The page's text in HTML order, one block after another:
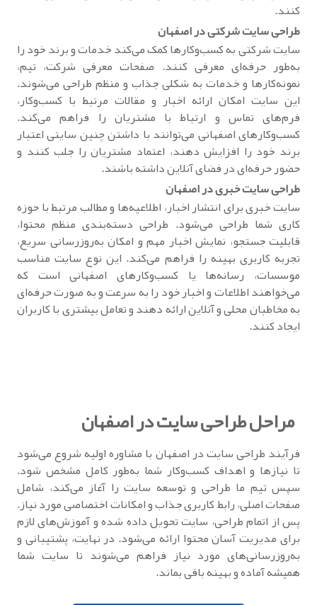
کنند.
طراحی سایت شرکتی در اصفهان
سایت شرکتی به کسب‌وکارها کمک می‌کند خدمات و برند خود را
به‌طور حرفه‌ای معرفی کنند. صفحات معرفی شرکت، تیم،
نمونه‌کارها و خدمات به شکلی جذاب و منظم طراحی می‌شوند.
این سایت امکان ارائه اخبار و مقالات مرتبط با کسب‌وکار،
فرم‌های تماس و ارتباط با مشتریان را فراهم می‌کند.
کسب‌وکارهای اصفهانی می‌توانند با داشتن چنین سایتی اعتبار
برند خود را افزایش دهند، اعتماد مشتریان را جلب کنند و
حضور حرفه‌ای در فضای آنلاین داشته باشند.
طراحی سایت خبری در اصفهان
سایت خبری برای انتشار اخبار، اطلاعیه‌ها و مطالب مرتبط با حوزه
کاری شما طراحی می‌شود. طراحی دسته‌بندی منظم محتوا،
قابلیت جستجو، نمایش اخبار مهم و امکان به‌روزرسانی سریع،
تجربه کاربری بهینه را فراهم می‌کند. این نوع سایت مناسب
موسسات، رسانه‌ها یا کسب‌وکارهای اصفهانی است که
می‌خواهند اطلاعات و اخبار خود را به سرعت و به صورت حرفه‌ای
به مخاطبان محلی و آنلاین ارائه دهند و تعامل بیشتری با کاربران
ایجاد کنند.
مراحل طراحی سایت در اصفهان
فرآیند طراحی سایت در اصفهان با مشاوره اولیه شروع می‌شود
تا نیازها و اهداف کسب‌وکار شما به‌طور کامل مشخص شود.
سپس تیم ما طراحی و توسعه سایت را آغاز می‌کند، شامل
صفحات اصلی، رابط کاربری جذاب و امکانات اختصاصی مورد نیاز.
پس از اتمام طراحی، سایت تحویل داده شده و آموزش‌های لازم
برای مدیریت آسان محتوا ارائه می‌شود. در نهایت، پشتیبانی و
به‌روزرسانی‌های مورد نیاز فراهم می‌شوند تا سایت شما
همیشه آماده و بهینه باقی بماند.